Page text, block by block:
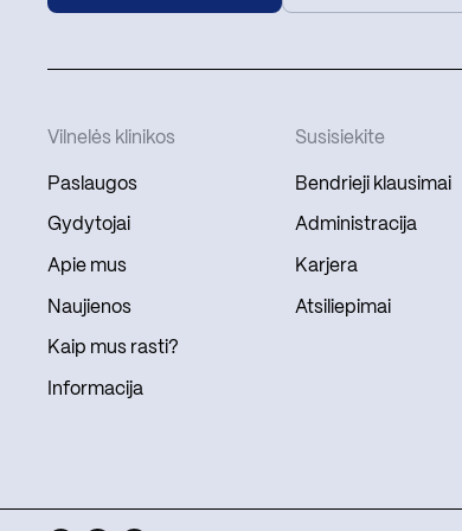
Vilnelės klinikos
Paslaugos
Gydytojai
Apie mus
Naujienos
Kaip mus rasti?
Informacija
Susisiekite
Bendrieji klausimai
Administracija
Karjera
Atsiliepimai